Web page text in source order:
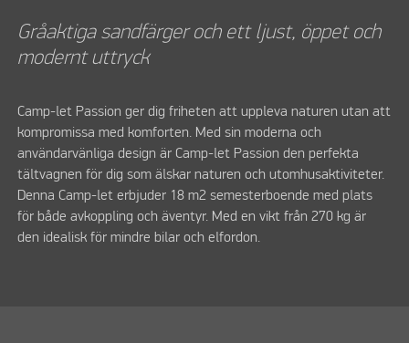
Gråaktiga sandfärger och ett ljust, öppet och
modernt uttryck
Camp-let Passion ger dig friheten att uppleva naturen utan att
kompromissa med komforten. Med sin moderna och
användarvänliga design är Camp-let Passion den perfekta
tältvagnen för dig som älskar naturen och utomhusaktiviteter.
Denna Camp-let erbjuder 18 m2 semesterboende med plats
för både avkoppling och äventyr. Med en vikt från 270 kg är
den idealisk för mindre bilar och elfordon.